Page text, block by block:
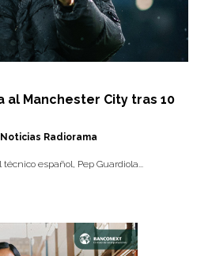
al Manchester City tras 10
Noticias Radiorama
español, Pep Guardiola...